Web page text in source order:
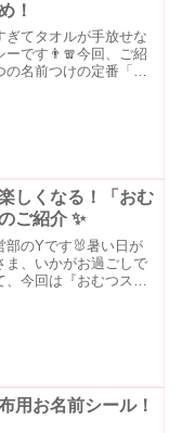
！
ぎてタオルが手放せな
ーです👨🧣今回、ご紹
の名前つけの定番「お
しくなる！「おむ
ご紹介 ✨
部のYです🐰暑い日が
ま、いかがお過ごしで
今回は『おむつスタ
用お名前シール！